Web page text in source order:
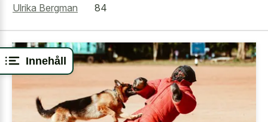
Innehåll
Ulrika Bergman
84